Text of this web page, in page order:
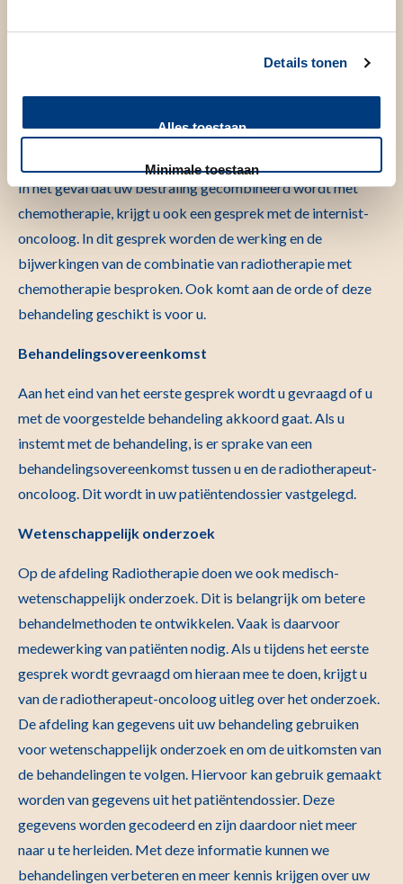
Details tonen
Alles toestaan
Minimale toestaan
In het geval dat uw bestraling gecombineerd wordt met
chemotherapie, krijgt u ook een gesprek met de internist-
oncoloog. In dit gesprek worden de werking en de
bijwerkingen van de combinatie van radiotherapie met
chemotherapie besproken. Ook komt aan de orde of deze
behandeling geschikt is voor u.
Behandelingsovereenkomst
Aan het eind van het eerste gesprek wordt u gevraagd of u
met de voorgestelde behandeling akkoord gaat. Als u
instemt met de behandeling, is er sprake van een
behandelingsovereenkomst tussen u en de radiotherapeut-
oncoloog. Dit wordt in uw patiëntendossier vastgelegd.
Wetenschappelijk onderzoek
Op de afdeling Radiotherapie doen we ook medisch-
wetenschappelijk onderzoek. Dit is belangrijk om betere
behandelmethoden te ontwikkelen. Vaak is daarvoor
medewerking van patiënten nodig. Als u tijdens het eerste
gesprek wordt gevraagd om hieraan mee te doen, krijgt u
van de radiotherapeut-oncoloog uitleg over het onderzoek.
De afdeling kan gegevens uit uw behandeling gebruiken
voor wetenschappelijk onderzoek en om de uitkomsten van
de behandelingen te volgen. Hiervoor kan gebruik gemaakt
worden van gegevens uit het patiëntendossier. Deze
gegevens worden gecodeerd en zijn daardoor niet meer
naar u te herleiden. Met deze informatie kunnen we
behandelingen verbeteren en meer kennis krijgen over uw